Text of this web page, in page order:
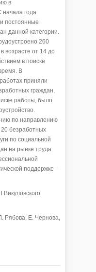
в
начала года
постоянные
данной категории.
260
возрасте от 14 до
в поиске
В
приняли
граждан,
работы, было
по направлению
безработных
по социальной
на рынке труда
поддержке –
Рябова, Е. Чернова,